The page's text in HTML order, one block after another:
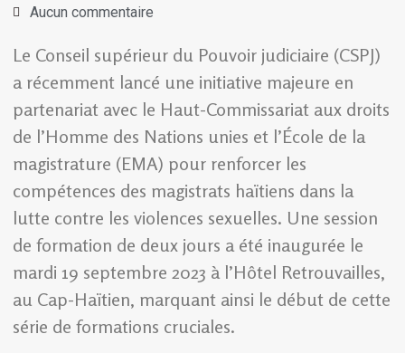
Aucun commentaire
Le Conseil supérieur du Pouvoir judiciaire (CSPJ)
a récemment lancé une initiative majeure en
partenariat avec le Haut-Commissariat aux droits
de l’Homme des Nations unies et l’École de la
magistrature (EMA) pour renforcer les
compétences des magistrats haïtiens dans la
lutte contre les violences sexuelles. Une session
de formation de deux jours a été inaugurée le
mardi 19 septembre 2023 à l’Hôtel Retrouvailles,
au Cap-Haïtien, marquant ainsi le début de cette
série de formations cruciales.